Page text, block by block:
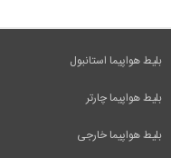
بلیط هواپیما استانبول
بلیط هواپیما چارتر
بلیط هواپیما خارجی